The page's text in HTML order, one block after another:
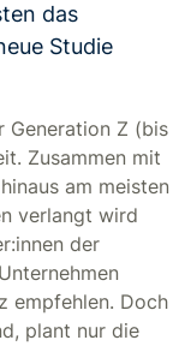
das
Studie
Generation Z (bis
Zusammen mit
am meisten
verlangt wird
der
empfehlen. Doch
plant nur die